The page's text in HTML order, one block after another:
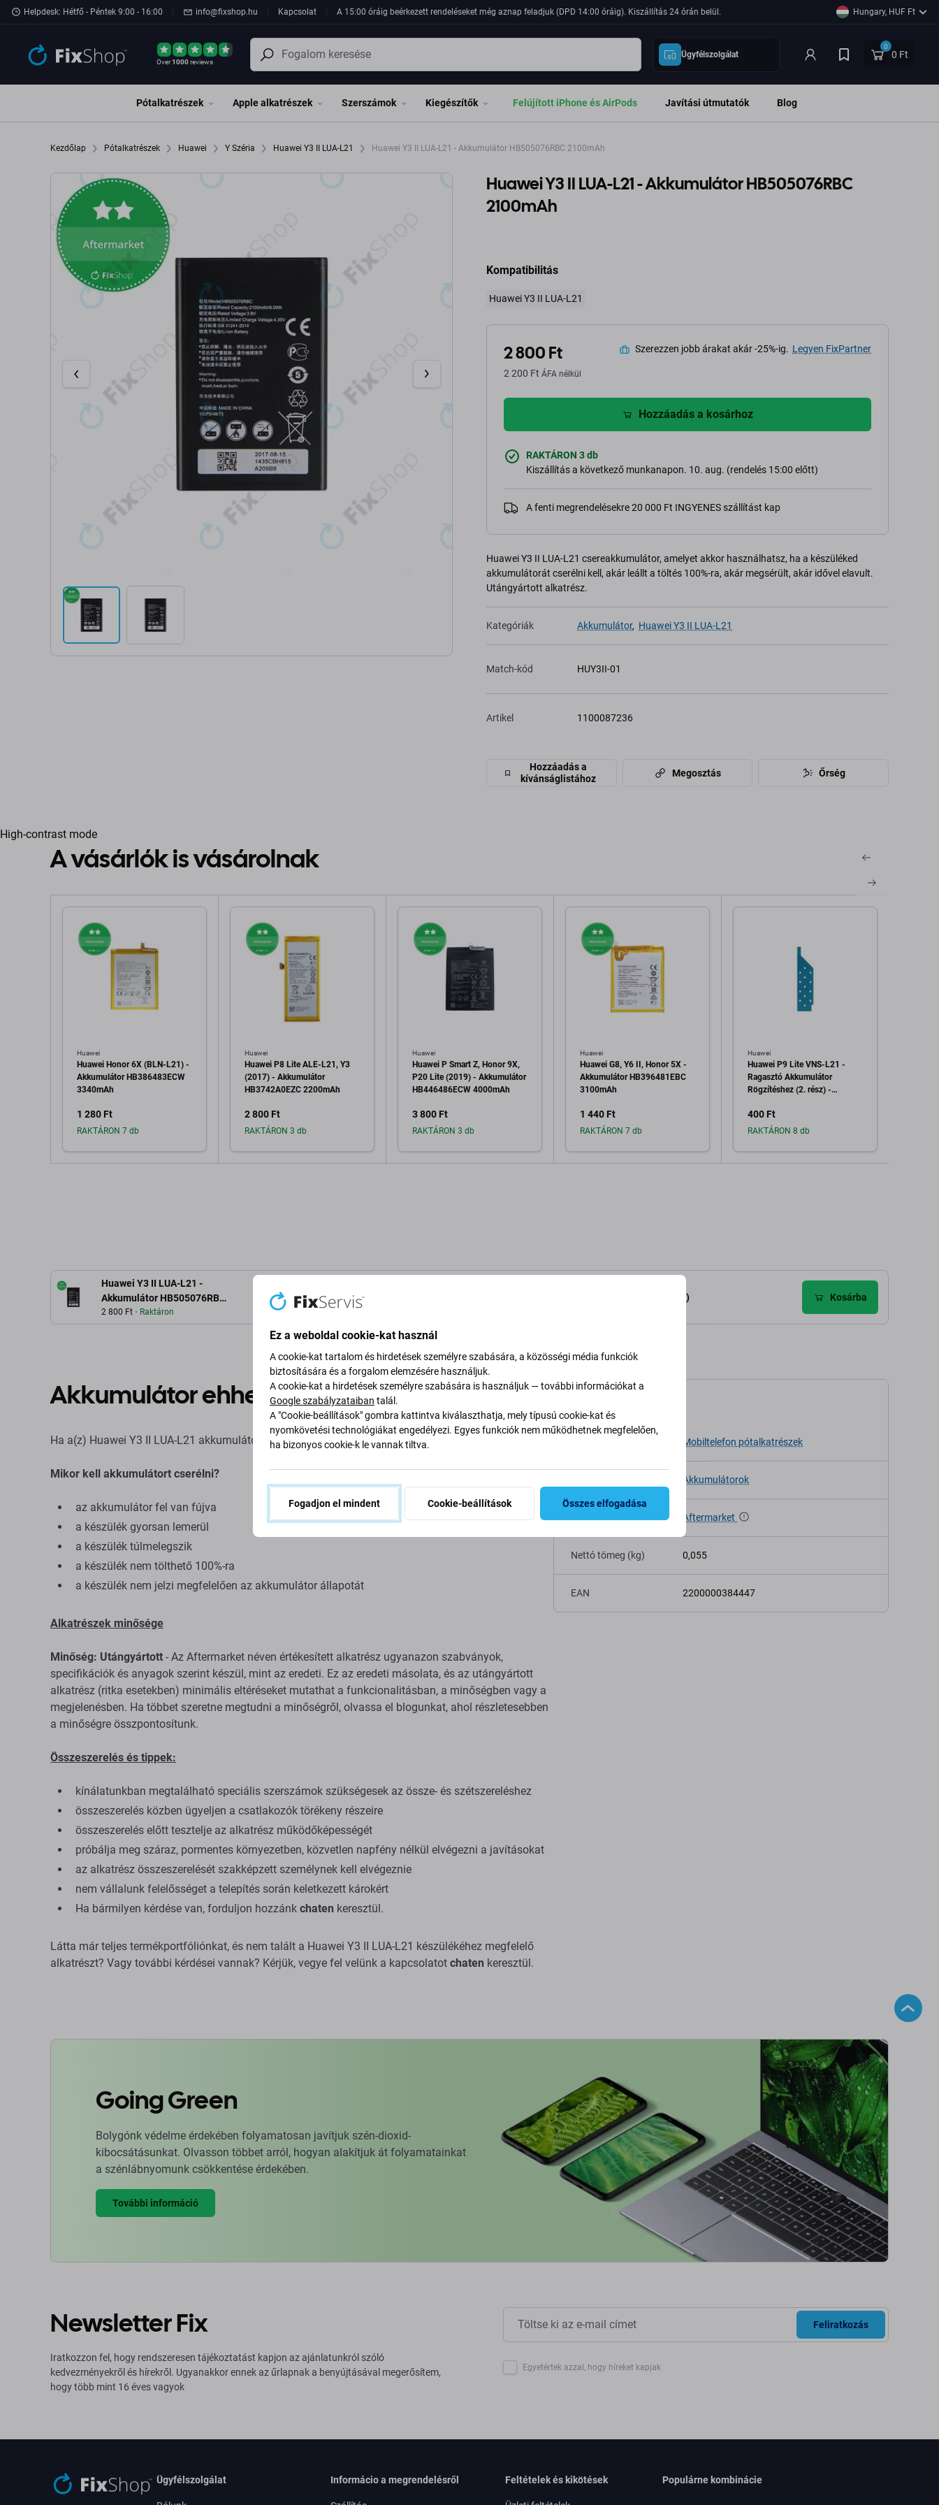
Ugrás az oldal fő részéhez
Helpdesk: Hétfő - Péntek 9:00 - 16:00 info@fixshop.hu Kapcsolat A 15:00 óráig beérkezett rendeléseket még aznap feladjuk (DPD 14:00 óráig). Kiszállítás 24 órán belül. Hungary, HUF Ft
Over1000reviews
Ügyfélszolgálat
0
0 Ft
Pótalkatrészek Apple alkatrészek Szerszámok Kiegészítők Felújított iPhone és AirPods Javítási útmutatók Blog
Kezdőlap Pótalkatrészek Huawei Y Széria Huawei Y3 II LUA-L21 Huawei Y3 II LUA-L21 - Akkumulátor HB505076RBC 2100mAh
Huawei Y3 II LUA-L21 - Akkumulátor HB505076RBC
2100mAh
Kompatibilitás
Huawei Y3 II LUA-L21
2 800 Ft
2 200 Ft ÁFA nélkül
Szerezzen jobb árakat akár -25%-ig. Legyen FixPartner
Hozzáadás a kosárhoz
RAKTÁRON 3 db
Kiszállítás a következő munkanapon. 10. aug. (rendelés 15:00 előtt)
A fenti megrendelésekre 20 000 Ft INGYENES szállítást kap
Huawei Y3 II LUA-L21 csereakkumulátor, amelyet akkor használhatsz, ha a készüléked
akkumulátorát cserélni kell, akár leállt a töltés 100%-ra, akár megsérült, akár idővel elavult.
Utángyártott alkatrész.
Kategóriák Akkumulátor, Huawei Y3 II LUA-L21
Match-kód HUY3II-01
Artikel 1100087236
Hozzáadás a
kívánságlistához
Megosztás Őrség
High-contrast mode
A vásárlók is vásárolnak
Huawei
Huawei Honor 6X (BLN-L21) -
Akkumulátor HB386483ECW
3340mAh
1 280 Ft
RAKTÁRON 7 db
Huawei
Huawei P8 Lite ALE-L21, Y3
(2017) - Akkumulátor
HB3742A0EZC 2200mAh
2 800 Ft
RAKTÁRON 3 db
Huawei
Huawei P Smart Z, Honor 9X,
P20 Lite (2019) - Akkumulátor
HB446486ECW 4000mAh
3 800 Ft
RAKTÁRON 3 db
Huawei
Huawei G8, Y6 II, Honor 5X -
Akkumulátor HB396481EBC
3100mAh
1 440 Ft
RAKTÁRON 7 db
Huawei
Huawei P9 Lite VNS-L21 -
Ragasztó Akkumulátor
Rögzítéshez (2. rész) -
Pack
400 Ft
RAKTÁRON 8 db
Huawei Y3 II LUA-L21 -
Akkumulátor HB505076RBC
2100mAh
2 800 Ft Raktáron
Leírás és specifikáció Vélemények (5) Kosárba
Akkumulátor ehhez: Huawei Y3 II LUA-L21
Ha a(z) Huawei Y3 II LUA-L21 akkumulátora felfújt vagy elvesztette a kapacitását, ki kell cserélni.
Mikor kell akkumulátort cserélni?
az akkumulátor fel van fújva
a készülék gyorsan lemerül
a készülék túlmelegszik
a készülék nem tölthető 100%-ra
a készülék nem jelzi megfelelően az akkumulátor állapotát
Alkatrészek minősége
Minőség: Utángyártott - Az Aftermarket néven értékesített alkatrész ugyanazon szabványok,
specifikációk és anyagok szerint készül, mint az eredeti. Ez az eredeti másolata, és az utángyártott
alkatrész (ritka esetekben) minimális eltéréseket mutathat a funkcionalitásban, a minőségben vagy a
megjelenésben. Ha többet szeretne megtudni a minőségről, olvassa el blogunkat, ahol részletesebben
a minőségre összpontosítunk.
Összeszerelés és tippek:
kínálatunkban megtalálható speciális szerszámok szükségesek az össze- és szétszereléshez
összeszerelés közben ügyeljen a csatlakozók törékeny részeire
összeszerelés előtt tesztelje az alkatrész működőképességét
próbálja meg száraz, pormentes környezetben, közvetlen napfény nélkül elvégezni a javításokat
az alkatrész összeszerelését szakképzett személynek kell elvégeznie
nem vállalunk felelősséget a telepítés során keletkezett károkért
Ha bármilyen kérdése van, forduljon hozzánk chaten keresztül.
Látta már teljes termékportfóliónkat, és nem talált a Huawei Y3 II LUA-L21 készülékéhez megfelelő
alkatrészt? Vagy további kérdései vannak? Kérjük, vegye fel velünk a kapcsolatot chaten keresztül.
Specifikáció
Mobiltelefon pótalkatrészek
Akkumulátorok
Aftermarket
Nettó tömeg (kg) 0,055
EAN 2200000384447
Going Green
Bolygónk védelme érdekében folyamatosan javítjuk szén-dioxid-
kibocsátásunkat. Olvasson többet arról, hogyan alakítjuk át folyamatainkat
a szénlábnyomunk csökkentése érdekében.
További információ
Newsletter Fix
Iratkozzon fel, hogy rendszeresen tájékoztatást kapjon az ajánlatunkról szóló
kedvezményekről és hírekről. Ugyanakkor ennek az űrlapnak a benyújtásával megerősítem,
hogy több mint 16 éves vagyok
Feliratkozás
Egyetértek azzal, hogy híreket kapjak
Ügyfélszolgálat Informácio a megrendelésről Feltételek és kikötések Populárne kombinácie
Ez a weboldal cookie-kat használ
A cookie-kat tartalom és hirdetések személyre szabására, a közösségi média funkciók
biztosítására és a forgalom elemzésére használjuk.
A cookie-kat a hirdetések személyre szabására is használjuk — további információkat a
Google szabályzataiban talál.
A "Cookie-beállítások" gombra kattintva kiválaszthatja, mely típusú cookie-kat és
nyomkövetési technológiákat engedélyezi. Egyes funkciók nem működhetnek megfelelően,
ha bizonyos cookie-k le vannak tiltva.
Fogadjon el mindent Cookie-beállítások Összes elfogadása